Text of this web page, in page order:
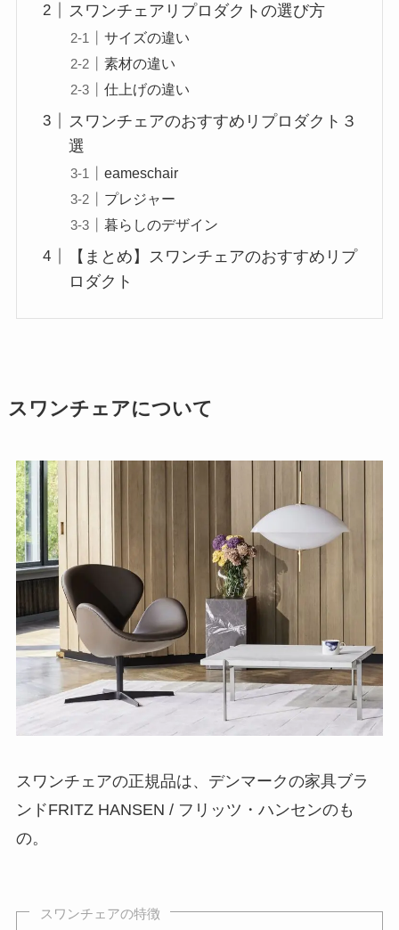
スワンチェアリプロダクトの選び方
サイズの違い
素材の違い
仕上げの違い
スワンチェアのおすすめリプロダクト３
選
eameschair
プレジャー
暮らしのデザイン
【まとめ】スワンチェアのおすすめリプ
ロダクト
スワンチェアについて
スワンチェアの正規品は、デンマークの家具ブラ
ンドFRITZ HANSEN / フリッツ・ハンセンのも
の。
スワンチェアの特徴